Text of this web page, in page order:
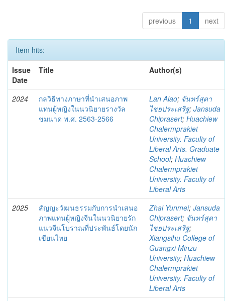
previous 1 next
Item hits:
Issue
Date
Title Author(s)
2024
กลวิธีทางภาษาที่นำเสนอภาพ
แทนผู้หญิงในนวนิยายรางวัล
ชมนาด พ.ศ. 2563-2566
Lan Aiao; จันทร์สุดา
ไชยประเสริฐ; Jansuda
Chiprasert; Huachiew
Chalermprakiet
University. Faculty of
Liberal Arts. Graduate
School; Huachiew
Chalermprakiet
University. Faculty of
Liberal Arts
2025
สัญญะวัฒนธรรมกับการนำเสนอ
ภาพแทนผู้หญิงจีนในนวนิยายรัก
แนวจีนโบราณที่ประพันธ์โดยนัก
เขียนไทย
Zhai Yunmei; Jansuda
Chiprasert; จันทร์สุดา
ไชยประเสริฐ;
Xiangsihu College of
Guangxi Minzu
University; Huachiew
Chalermprakiet
University. Faculty of
Liberal Arts